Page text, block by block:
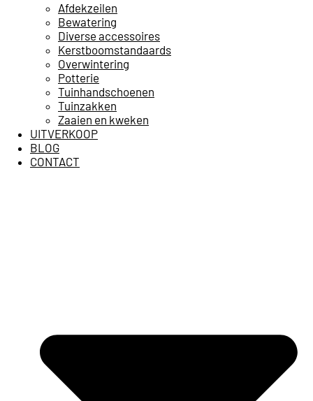
Afdekzeilen
Bewatering
Diverse accessoires
Kerstboomstandaards
Overwintering
Potterie
Tuinhandschoenen
Tuinzakken
Zaaien en kweken
UITVERKOOP
BLOG
CONTACT